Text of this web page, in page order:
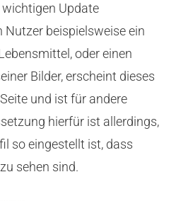
Update
Nutzer beispielsweise ein
oder einen
Bilder, erscheint dieses
und ist für andere
hierfür ist allerdings,
so eingestellt ist, dass
sehen sind.